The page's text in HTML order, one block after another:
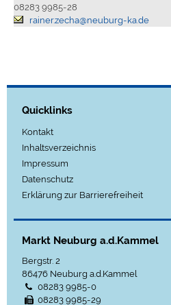
08283 9985-28
rainer.zecha@neuburg-ka.de
Quicklinks
Kontakt
Inhaltsverzeichnis
Impressum
Datenschutz
Erklärung zur Barrierefreiheit
Markt Neuburg a.d.Kammel
Bergstr. 2
86476 Neuburg a.d.Kammel
08283 9985-0
08283 9985-29